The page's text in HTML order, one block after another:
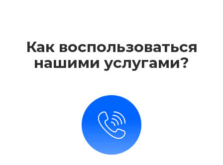
Как воспользоваться
нашими услугами?